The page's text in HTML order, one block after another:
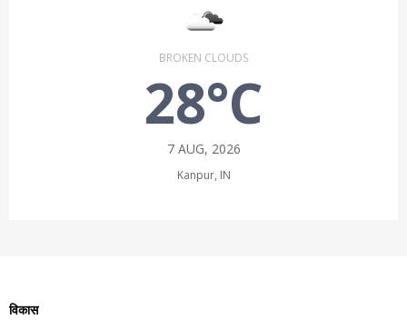
BROKEN CLOUDS
28°C
7 AUG, 2026
Kanpur, IN
विकास